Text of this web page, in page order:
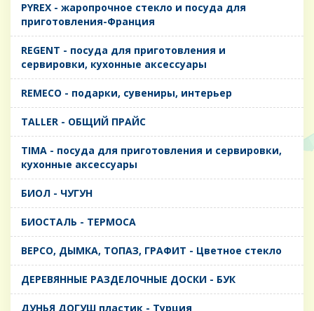
PYREX - жаропрочное стекло и посуда для
приготовления-Франция
REGENT - посуда для приготовления и
сервировки, кухонные аксессуары
REMECO - подарки, сувениры, интерьер
TALLER - ОБЩИЙ ПРАЙС
TIMA - посуда для приготовления и сервировки,
кухонные аксессуары
БИОЛ - ЧУГУН
БИОСТАЛЬ - ТЕРМОСА
ВЕРСО, ДЫМКА, ТОПАЗ, ГРАФИТ - Цветное стекло
ДЕРЕВЯННЫЕ РАЗДЕЛОЧНЫЕ ДОСКИ - БУК
ДУНЬЯ ДОГУШ пластик - Турция